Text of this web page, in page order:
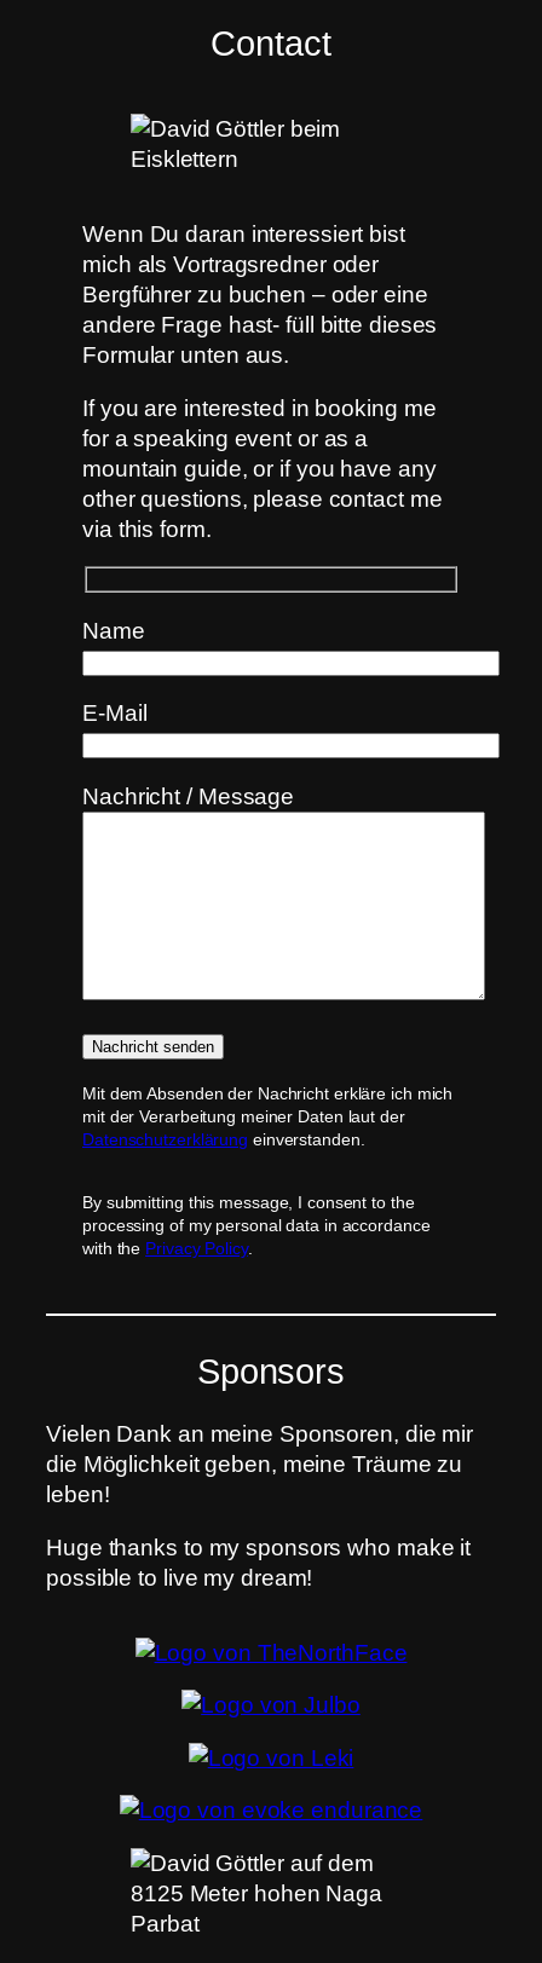
Contact
Wenn Du daran interessiert bist
mich als Vortragsredner oder
Bergführer zu buchen – oder eine
andere Frage hast- füll bitte dieses
Formular unten aus.
If you are interested in booking me
for a speaking event or as a
mountain guide, or if you have any
other questions, please contact me
via this form.
Name
E-Mail
Nachricht / Message
Mit dem Absenden der Nachricht erkläre ich mich
mit der Verarbeitung meiner Daten laut der
Datenschutzerklärung einverstanden.
By submitting this message, I consent to the
processing of my personal data in accordance
with the Privacy Policy.
Sponsors
Vielen Dank an meine Sponsoren, die mir
die Möglichkeit geben, meine Träume zu
leben!
Huge thanks to my sponsors who make it
possible to live my dream!